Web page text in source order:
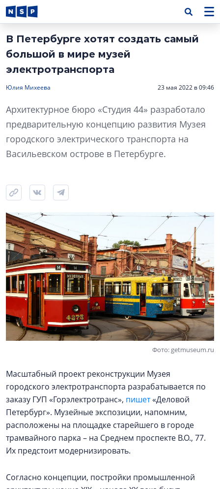
В Петербурге хотят создать самый
большой в мире музей
электротранспорта
Юлия Михеева 23 мая 2022 в 09:46
Архитектурное бюро «Студия 44» разработало
предварительную концепцию развития Музея
городского электрического транспорта на
Васильевском острове в Петербурге.
Фото: getmuseum.ru
Масштабный проект реконструкции Музея
городского электротранспорта разрабатывается по
заказу ГУП «Горэлектротранс», пишет«Деловой
Петербург». Музейные экспозиции, напомним,
расположены на площадке старейшего в городе
трамвайного парка – на Среднем проспекте В.О., 77.
Их предстоит модернизировать.
Согласно концепции, постройки промышленной